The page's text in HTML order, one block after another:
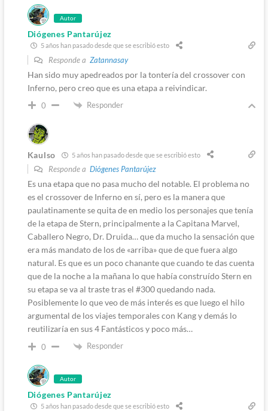
Autor
Diógenes Pantarújez
5 años han pasado desde que se escribió esto
Responde a Zatannasay
Han sido muy apedreados por la tontería del crossover con
Inferno, pero creo que es una etapa a reivindicar.
0 Responder
Kaulso 5 años han pasado desde que se escribió esto
Responde a Diógenes Pantarújez
Es una etapa que no pasa mucho del notable. El problema no
es el crossover de Inferno en sí, pero es la manera que
paulatinamente se quita de en medio los personajes que tenía
de la etapa de Stern, principalmente a la Capitana Marvel,
Caballero Negro, Dr. Druida… que da mucho la sensación que
era más mandato de los de «arriba» que de que fuera algo
natural. Es que es un poco chanante que cuando te das cuenta
que de la noche a la mañana lo que había construído Stern en
su etapa se va al traste tras el #300 quedando nada.
Posiblemente lo que veo de más interés es que luego el hilo
argumental de los viajes temporales con Kang y demás lo
reutilizaría en sus 4 Fantásticos y poco más…
0 Responder
Autor
Diógenes Pantarújez
5 años han pasado desde que se escribió esto